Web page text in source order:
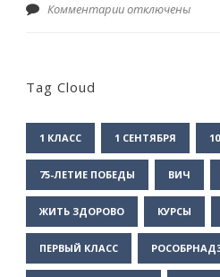
Комментарии отключены
Tag Cloud
1 КЛАСС 1 СЕНТЯБРЯ
75-ЛЕТИЕ ПОБЕДЫ ВИЧ
ЖИТЬ ЗДОРОВО КУРСЫ
ПЕРВЫЙ КЛАСС